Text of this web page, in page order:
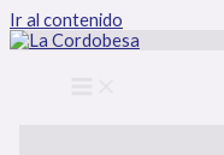
Ir al contenido